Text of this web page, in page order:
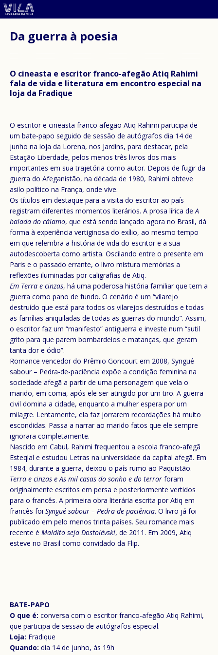
Da guerra à poesia
O cineasta e escritor franco-afegão Atiq Rahimi
fala de vida e literatura em encontro especial na
loja da Fradique
O escritor e cineasta franco afegão Atiq Rahimi participa de
um bate-papo seguido de sessão de autógrafos dia 14 de
junho na loja da Lorena, nos Jardins, para destacar, pela
Estação Liberdade, pelos menos três livros dos mais
importantes em sua trajetória como autor. Depois de fugir da
guerra do Afeganistão, na década de 1980, Rahimi obteve
asilo político na França, onde vive.
Os títulos em destaque para a visita do escritor ao país
registram diferentes momentos literários. A prosa lírica de A
balada do cálamo, que está sendo lançado agora no Brasil, dá
forma à experiência vertiginosa do exílio, ao mesmo tempo
em que relembra a história de vida do escritor e a sua
autodescoberta como artista. Oscilando entre o presente em
Paris e o passado errante, o livro mistura memórias a
reflexões iluminadas por caligrafias de Atiq.
Em Terra e cinzas, há uma poderosa história familiar que tem a
guerra como pano de fundo. O cenário é um “vilarejo
destruído que está para todos os vilarejos destruídos e todas
as famílias aniquiladas de todas as guerras do mundo”. Assim,
o escritor faz um “manifesto” antiguerra e investe num “sutil
grito para que parem bombardeios e matanças, que geram
tanta dor e ódio”.
Romance vencedor do Prêmio Goncourt em 2008, Syngué
sabour – Pedra-de-paciência expõe a condição feminina na
sociedade afegã a partir de uma personagem que vela o
marido, em coma, após ele ser atingido por um tiro. A guerra
civil domina a cidade, enquanto a mulher espera por um
milagre. Lentamente, ela faz jorrarem recordações há muito
escondidas. Passa a narrar ao marido fatos que ele sempre
ignorara completamente.
Nascido em Cabul, Rahimi frequentou a escola franco-afegã
Esteqlal e estudou Letras na universidade da capital afegã. Em
1984, durante a guerra, deixou o país rumo ao Paquistão.
Terra e cinzas e As mil casas do sonho e do terror foram
originalmente escritos em persa e posteriormente vertidos
para o francês. A primeira obra literária escrita por Atiq em
francês foi Syngué sabour – Pedra-de-paciência. O livro já foi
publicado em pelo menos trinta países. Seu romance mais
recente é Maldito seja Dostoiévski, de 2011. Em 2009, Atiq
esteve no Brasil como convidado da Flip.
BATE-PAPO
O que é: conversa com o escritor franco-afegão Atiq Rahimi,
que participa de sessão de autógrafos especial.
Loja: Fradique
Quando: dia 14 de junho, às 19h